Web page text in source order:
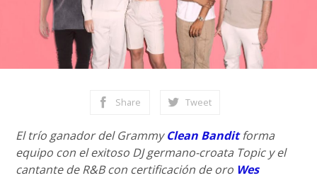
Share Tweet
El trío ganador del GrammyClean Banditforma
equipo con el exitoso DJ germano-croata Topic y el
cantante de R&B con certificación de oro Wes